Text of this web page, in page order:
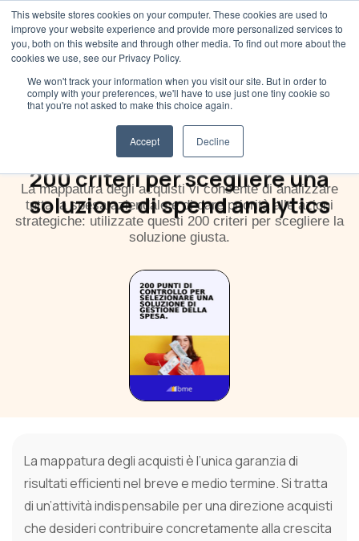
This website stores cookies on your computer. These cookies are used to
improve your website experience and provide more personalized services to
you, both on this website and through other media. To find out more about the
cookies we use, see our Privacy Policy.
We won't track your information when you visit our site. But in order to
comply with your preferences, we'll have to use just one tiny cookie so
that you're not asked to make this choice again.
Accept Decline
200 criteri per scegliere una
soluzione di spend analytics
La mappatura degli acquisti vi consente di analizzare
tutta la spesa aziendale e di dare priorità alle azioni
strategiche: utilizzate questi 200 criteri per scegliere la
soluzione giusta.
La mappatura degli acquisti è l’unica garanzia di
risultati efficienti nel breve e medio termine. Si tratta
di un’attività indispensabile per una direzione acquisti
che desideri contribuire concretamente alla crescita